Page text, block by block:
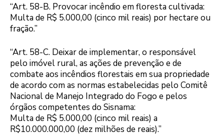
“Art. 58-B. Provocar incêndio em floresta cultivada:
Multa de R$ 5.000,00 (cinco mil reais) por hectare ou
fração.”
“Art. 58-C. Deixar de implementar, o responsável
pelo imóvel rural, as ações de prevenção e de
combate aos incêndios florestais em sua propriedade
de acordo com as normas estabelecidas pelo Comitê
Nacional de Manejo Integrado do Fogo e pelos
órgãos competentes do Sisnama:
Multa de R$ 5.000,00 (cinco mil reais) a
R$10.000.000,00 (dez milhões de reais).”